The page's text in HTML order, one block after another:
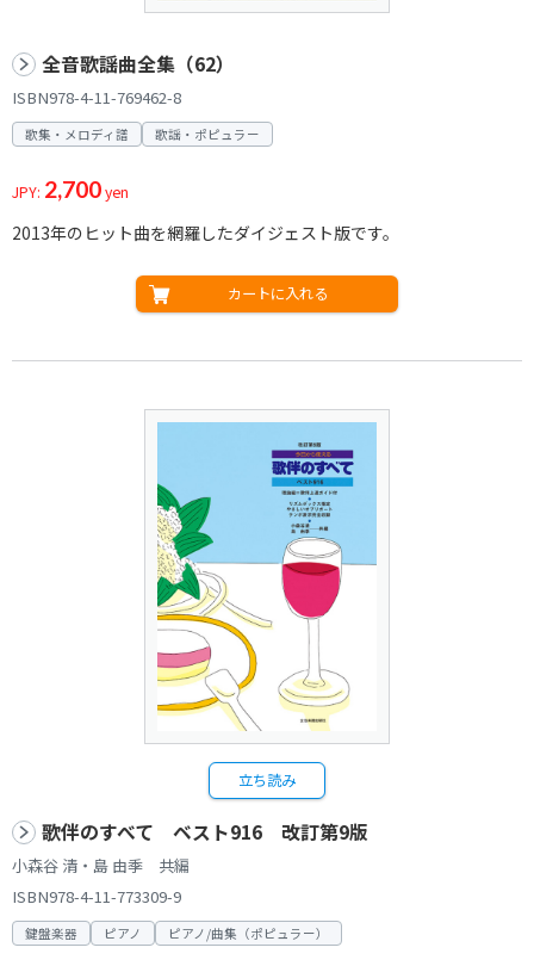
全音歌謡曲全集（62）
ISBN978-4-11-769462-8
歌集・メロディ譜 歌謡・ポピュラー
JPY: 2,700yen
2013年のヒット曲を網羅したダイジェスト版です。
カートに入れる
立ち読み
歌伴のすべて ベスト916 改訂第9版
小森谷 清・島 由季 共編
ISBN978-4-11-773309-9
鍵盤楽器 ピアノ ピアノ/曲集（ポピュラー）